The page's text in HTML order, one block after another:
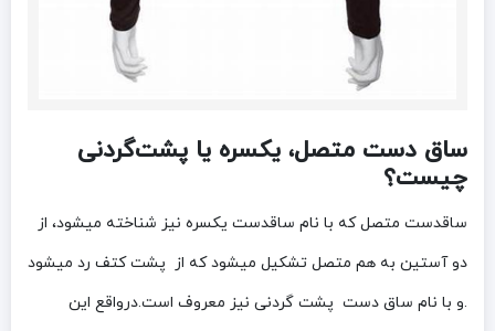
ساق دست متصل، یکسره یا پشت‌گردنی
چیست؟
ساقدست متصل که با نام ساقدست یکسره نیز شناخته میشود، از
دو آستین به هم متصل تشکیل میشود که از پشت کتف رد میشود
.و با نام ساق دست پشت گردنی نیز معروف است.درواقع این